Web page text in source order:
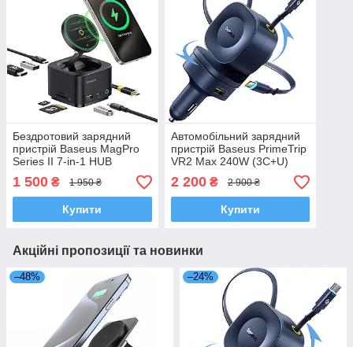
Бездротовий зарядний
пристрій Baseus MagPro
Series II 7-in-1 HUB
Magnetic Wireless
Charging 15W
1 500 ₴ 1 950 ₴
Купити
Автомобільний зарядний
пристрій Baseus PrimeTrip
VR2 Max 240W (3C+U)
(C02067) Cosmic Black + 2
вбудовані кабелі USB-C
2 200₴ 2 900 ₴
Купити
Акційні пропозиції та новинки
–48% –24%